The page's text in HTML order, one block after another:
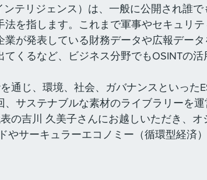
ンテリジェンス）は、一般に公開され誰
法を指します。これまで軍事やセキュリ
が発表している財務データや広報デー
くるなど、ビジネス分野でもOSINTの活
通じ、環境、社会、ガバナンスといった
サステナブルな素材のライブラリーを
の吉川 久美子さんにお越しいただき、
やサーキュラーエコノミー（循環型経済